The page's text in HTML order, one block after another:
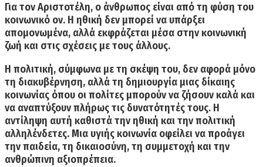
Για τον Αριστοτέλη, ο άνθρωπος είναι από τη φύση του
κοινωνικό ον. Η ηθική δεν μπορεί να υπάρξει
απομονωμένα, αλλά εκφράζεται μέσα στην κοινωνική
ζωή και στις σχέσεις με τους άλλους.
Η πολιτική, σύμφωνα με τη σκέψη του, δεν αφορά μόνο
τη διακυβέρνηση, αλλάτη δημιουργία μιας δίκαιης
κοινωνίας όπου οι πολίτες μπορούν να ζήσουν καλά και
να αναπτύξουν πλήρως τις δυνατότητές τους. Η
αντίληψη αυτή καθιστά την ηθική και την πολιτική
αλληλένδετες. Μια υγιής κοινωνία οφείλει να προάγει
την παιδεία, τη δικαιοσύνη, τη συμμετοχή και την
ανθρώπινη αξιοπρέπεια.